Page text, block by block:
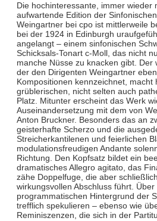
Die hochinteressante, immer wieder
aufwartende Edition der
Weingartner bei cpo ist mittlerweile
bei der 1924 in Edinburgh
angelangt – einem sinfonischen
Schicksals-Tonart c-Moll, das nicht
manche Nüsse zu knacken gibt. Der
der den Dirigenten Weingartner
Kompositionen kennzeichnet, macht
grüblerischen, nicht selten auch
Platz. Mitunter erscheint das Werk
Auseinandersetzung mit dem von
Anton Bruckner. Besonders das an
geisterhafte Scherzo und die
Streicherkantilenen und feierlichen
modulationsfreudigen Andante
Richtung. Den Kopfsatz bildet ein
dramatisches Allegro agitato, das
zähe Doppelfuge, die aber
wirkungsvollen Abschluss führt. Über
programmatischen Hintergrund der
trefflich spekulieren – ebenso wie
Reminiszenzen, die sich in der